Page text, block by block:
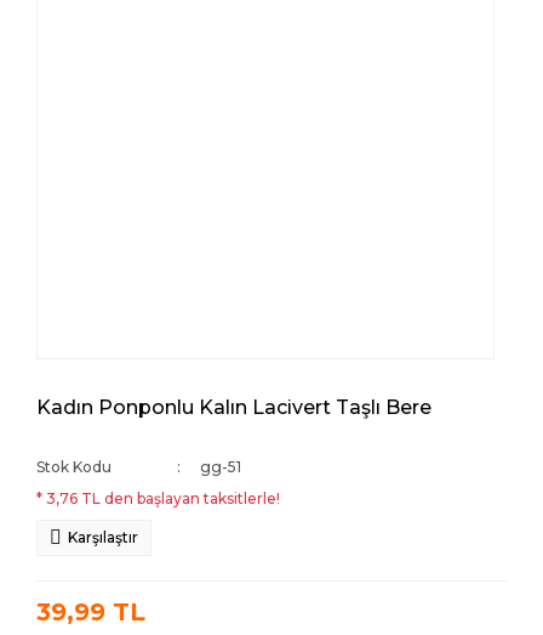
Kadın Ponponlu Kalın Lacivert Taşlı Bere
Stok Kodu
gg-51
* 3,76 TL den başlayan taksitlerle!
Karşılaştır
39,99 TL